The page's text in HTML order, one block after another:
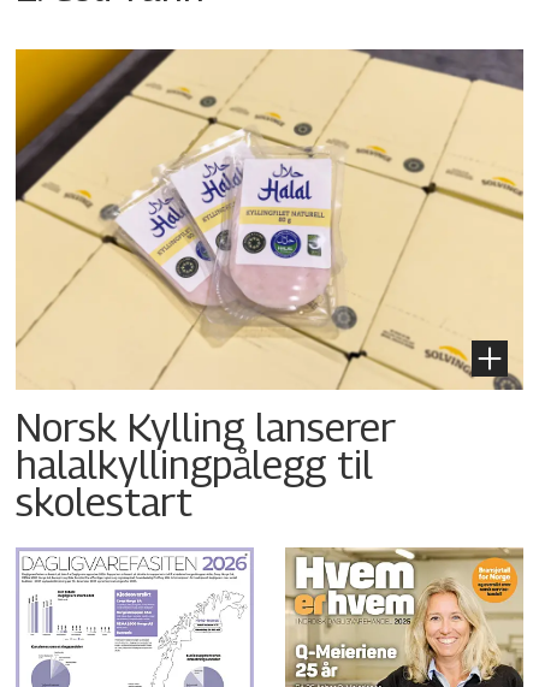
Norsk Kylling lanserer
halalkyllingpålegg til
skolestart